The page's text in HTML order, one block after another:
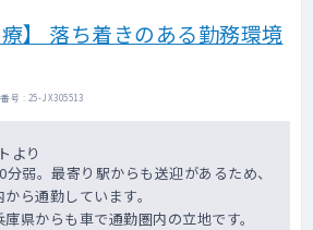
】 落ち着きのある勤務環境
号 : 25-JX305513
より
弱。最寄り駅からも送迎があるため、
ら通勤しています。
県からも車で通勤圏内の立地です。